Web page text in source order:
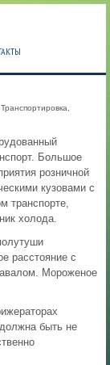
Большое
розничной
кузовами с
транспорте,
холода.
расстояние с
Мороженое
быть не